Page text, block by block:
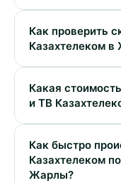
Как проверить
Казахтелеком
Какая
и ТВ
Как быстро
Казахтелеком
Жарлы?